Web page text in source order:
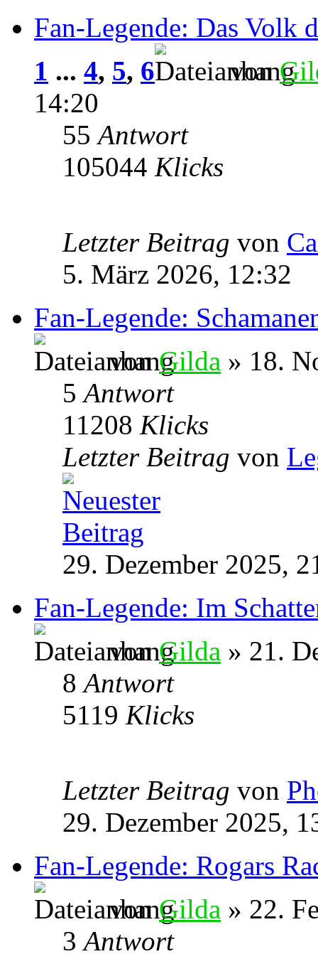
Fan-Legende: Das Volk
1 ... 4, 5, 6 von
14:20
55Antwort
105044 Klicks
Letzter Beitrag von
5. März 2026, 12:32
Fan-Legende:
vonGilda » 18.
5Antwort
11208 Klicks
Letzter Beitrag von
29. Dezember 2025,
Fan-Legende: Im
vonGilda » 21.
8Antwort
5119 Klicks
Letzter Beitrag von
29. Dezember 2025,
Fan-Legende: Rogars
vonGilda » 22.
3Antwort